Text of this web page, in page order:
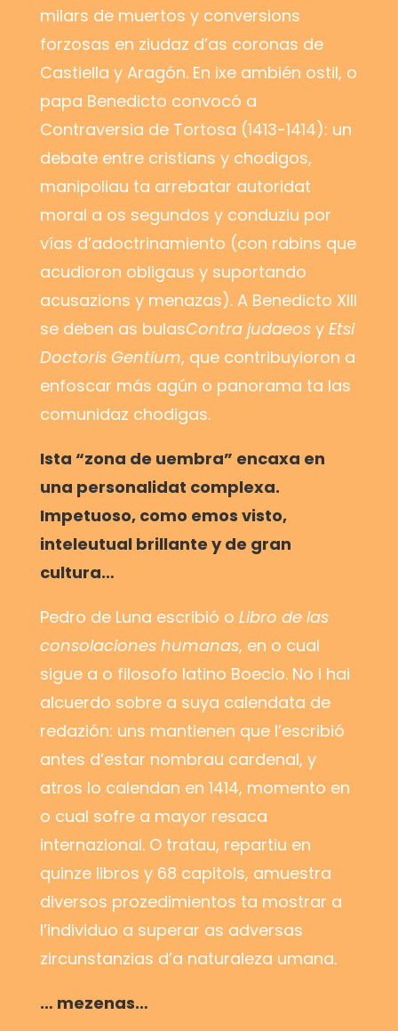
milars de muertos y conversions
forzosas en ziudaz d’as coronas de
Castiella y Aragón. En ixe ambién ostil, o
papa Benedicto convocó a
Contraversia de Tortosa (1413-1414): un
debate entre cristians y chodigos,
manipoliau ta arrebatar autoridat
moral a os segundos y conduziu por
vías d’adoctrinamiento (con rabins que
acudioron obligaus y suportando
acusazions y menazas). A Benedicto XIII
se deben as bulasContra judaeosy Etsi
Doctoris Gentium, que contribuyioron a
enfoscar más agún o panorama ta las
comunidaz chodigas.
Ista “zona de uembra” encaxa en
una personalidat complexa.
Impetuoso, como emos visto,
inteleutual brillante y de gran
cultura…
Pedro de Luna escribió o Libro de las
consolaciones humanas, en o cual
sigue a o filosofo latino Boecio. No i hai
alcuerdo sobre a suya calendata de
redazión: uns mantienen que l’escribió
antes d’estar nombrau cardenal, y
atros lo calendan en 1414, momento en
o cual sofre a mayor resaca
internazional. O tratau, repartiu en
quinze libros y 68 capitols, amuestra
diversos prozedimientos ta mostrar a
l’individuo a superar as adversas
zircunstanzias d’a naturaleza umana.
… mezenas…